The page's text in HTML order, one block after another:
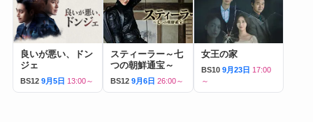
良いが悪い、ドン
ジェ
BS12 9月5日 13:00～
スティーラー～七
つの朝鮮通宝～
BS12 9月6日 26:00～
女王の家
BS10 9月23日 17:00
～